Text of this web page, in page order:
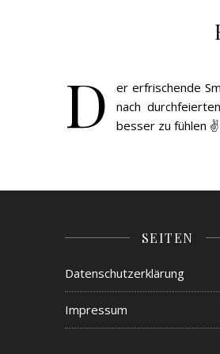
D
er erfrischende
nach
besser zu fühlen
SEITEN
Datenschutzerklärung
Impressum